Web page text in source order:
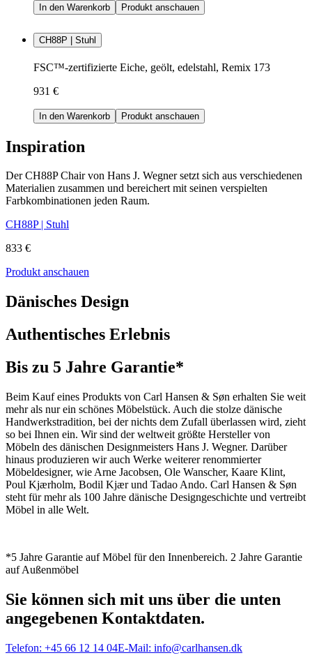
In den Warenkorb Produkt anschauen
CH88P | Stuhl
FSC™-zertifizierte Eiche, geölt, edelstahl, Remix 173
931 €
In den Warenkorb Produkt anschauen
Inspiration
Der CH88P Chair von Hans J. Wegner setzt sich aus verschiedenen
Materialien zusammen und bereichert mit seinen verspielten
Farbkombinationen jeden Raum.
CH88P | Stuhl
833 €
Produkt anschauen
Dänisches Design
Authentisches Erlebnis
Bis zu 5 Jahre Garantie*
Beim Kauf eines Produkts von Carl Hansen & Søn erhalten Sie weit
mehr als nur ein schönes Möbelstück. Auch die stolze dänische
Handwerkstradition, bei der nichts dem Zufall überlassen wird, zieht
so bei Ihnen ein. Wir sind der weltweit größte Hersteller von
Möbeln des dänischen Designmeisters Hans J. Wegner. Darüber
hinaus produzieren wir auch Werke weiterer renommierter
Möbeldesigner, wie Arne Jacobsen, Ole Wanscher, Kaare Klint,
Poul Kjærholm, Bodil Kjær und Tadao Ando. Carl Hansen & Søn
steht für mehr als 100 Jahre dänische Designgeschichte und vertreibt
Möbel in alle Welt.
*5 Jahre Garantie auf Möbel für den Innenbereich. 2 Jahre Garantie
auf Außenmöbel
Sie können sich mit uns über die unten
angegebenen Kontaktdaten.
Telefon: +45 66 12 14 04E-Mail: info@carlhansen.dk